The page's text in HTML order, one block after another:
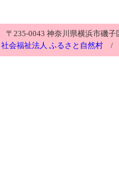
〒235-0043 神奈川県横浜市磯
社会福祉法人 ふるさと自然村/ 横